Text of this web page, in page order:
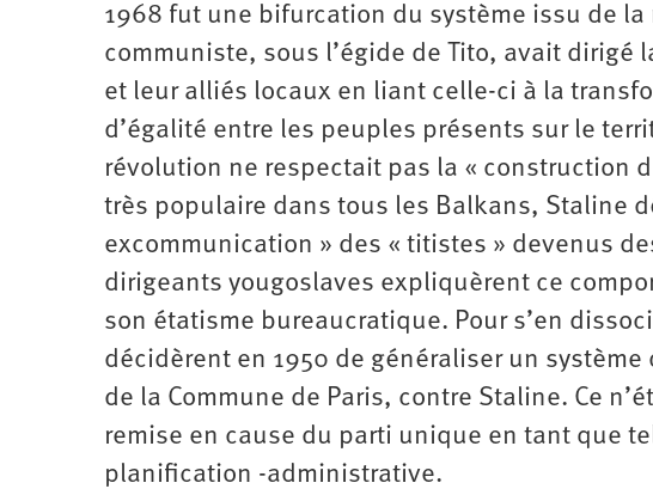
1968 fut une bifurcation du système issu de la
communiste, sous l’égide de Tito, avait
et leur alliés locaux en liant celle-ci à la
d’égalité entre les peuples présents sur le
révolution ne respectait pas la « construction
très populaire dans tous les Balkans, Staline
excommunication » des « titistes » devenus
dirigeants yougoslaves expliquèrent ce
son étatisme bureaucratique. Pour s’en
décidèrent en 1950 de généraliser un
de la Commune de Paris, contre Staline. Ce
remise en cause du parti unique en tant que
planification -administrative.